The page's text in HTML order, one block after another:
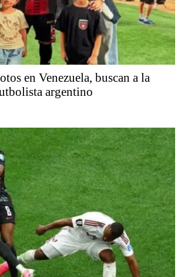
en Venezuela, buscan a la
argentino